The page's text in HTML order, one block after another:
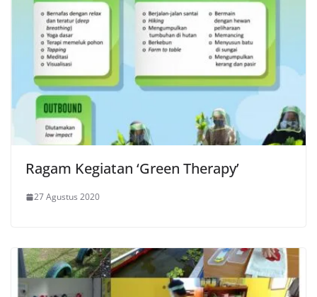
Ragam Kegiatan ‘Green Therapy’
27 Agustus 2020